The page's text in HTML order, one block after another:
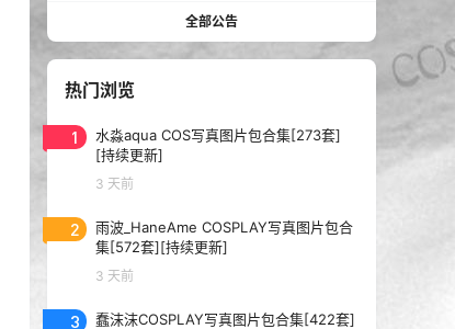
全部公告
热门浏览
1
水淼aqua COS写真图片包合集[273套]
[持续更新]
3 天前
2
雨波_HaneAme COSPLAY写真图片包合
集[572套][持续更新]
3 天前
3
蠢沫沫COSPLAY写真图片包合集[422套]